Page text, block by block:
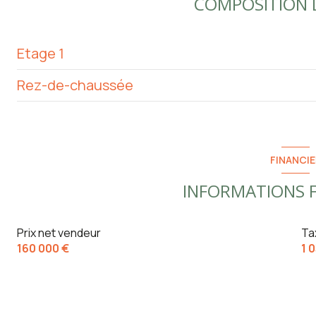
Etage 1
cuisine
salon/sejour
Rez-de-chaussée
INFORMATIONS
Prix net vendeur
160 000 €
1